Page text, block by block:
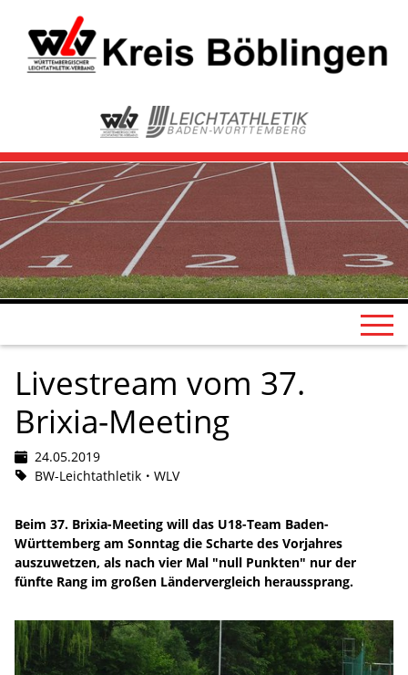
Livestream vom 37.
Brixia-Meeting
24.05.2019
BW-Leichtathletik
WLV
Beim 37. Brixia-Meeting will das U18-Team Baden-
Württemberg am Sonntag die Scharte des Vorjahres
auszuwetzen, als nach vier Mal "null Punkten" nur der
fünfte Rang im großen Ländervergleich heraussprang.